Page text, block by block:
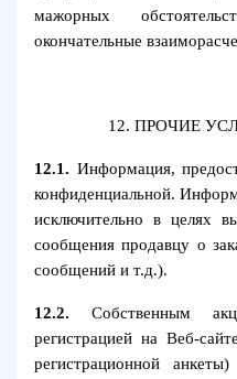
мажорных
окончательные
12. ПРОЧИЕ
12.1. Информация,
конфиденциальной.
исключительно в целях
сообщения продавцу о
сообщений и т.д.).
12.2. Собственным
регистрацией на Веб-
регистрационной